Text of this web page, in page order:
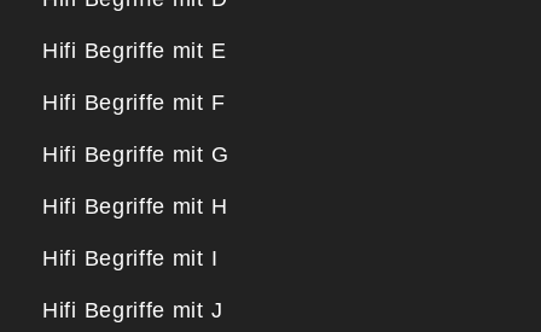
Hifi Begriffe mit E
Hifi Begriffe mit F
Hifi Begriffe mit G
Hifi Begriffe mit H
Hifi Begriffe mit I
Hifi Begriffe mit J